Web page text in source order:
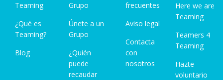
Teaming
¿Qué es
Teaming?
Blog
Grupo
Únete a un
Grupo
¿Quién
puede
recaudar
frecuentes
Aviso legal
Contacta
con
nosotros
Here we are
Teaming
Teamers 4
Teaming
Hazte
voluntario